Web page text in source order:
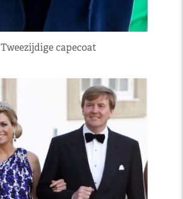
Tweezijdige capecoat